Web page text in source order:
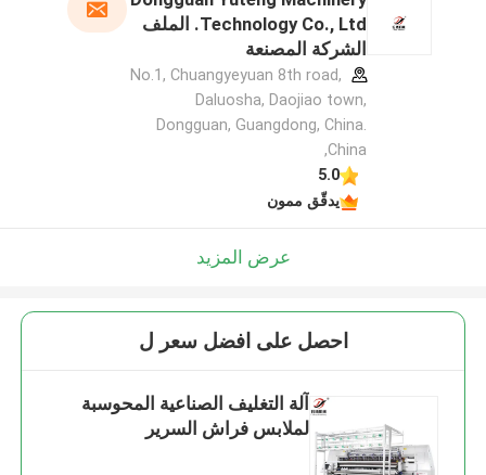
Technology Co., Ltd. الملف
الشركة المصنعة
No.1, Chuangyeyuan 8th road,
Daluosha, Daojiao town,
Dongguan, Guangdong, China.
,China
5.0
يدقّق ممون
عرض المزيد
احصل على افضل سعر ل
آلة التغليف الصناعية المحوسبة
لملابس فراش السرير